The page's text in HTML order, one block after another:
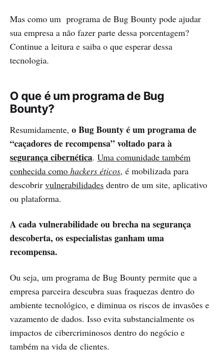
Mas como um programa de Bug Bounty pode ajudar
sua empresa a não fazer parte dessa porcentagem?
Continue a leitura e saiba o que esperar dessa
tecnologia.
O que é um programa de Bug
Bounty?
Resumidamente, o Bug Bounty é um programa de
“caçadores de recompensa” voltado para à
segurança cibernética. Uma comunidade também
conhecida como hackers éticos, é mobilizada para
descobrir vulnerabilidades dentro de um site, aplicativo
ou plataforma.
A cada vulnerabilidade ou brecha na segurança
descoberta, os especialistas ganham uma
recompensa.
Ou seja, um programa de Bug Bounty permite que a
empresa parceira descubra suas fraquezas dentro do
ambiente tecnológico, e diminua os riscos de invasões e
vazamento de dados. Isso evita substancialmente os
impactos de cibercriminosos dentro do negócio e
também na vida de clientes.